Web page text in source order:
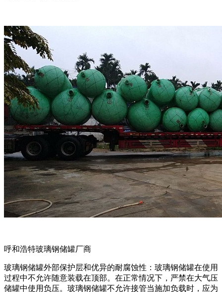
呼和浩特玻璃钢储罐厂商
玻璃钢储罐外部保护层和优异的耐腐蚀性：玻璃钢储罐在使用
过程中不允许随意装载在顶部。在正常情况下，严禁在大气压
储罐中使用负压。玻璃钢储罐不允许接管当施加负载时，应为